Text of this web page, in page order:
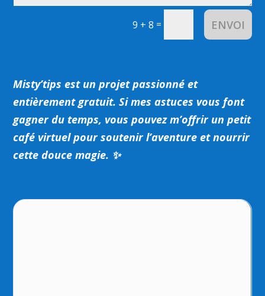
9 + 8 = ENVOI
Misty’tips est un projet passionné et
entièrement gratuit. Si mes astuces vous font
gagner du temps, vous pouvez m’offrir un petit
café virtuel pour soutenir l’aventure et nourrir
cette douce magie. ✨